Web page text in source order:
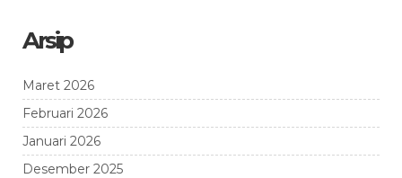
Arsip
Maret 2026
Februari 2026
Januari 2026
Desember 2025